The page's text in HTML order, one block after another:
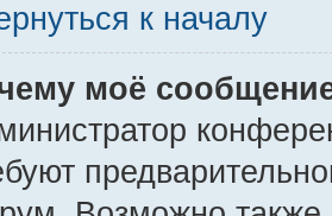
к началу
моё